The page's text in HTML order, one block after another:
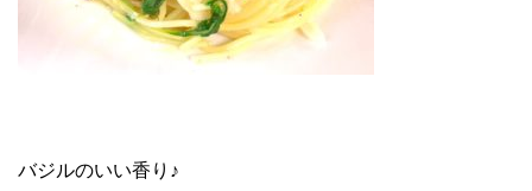
バジルのいい香り♪